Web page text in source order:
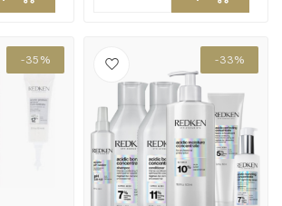
CombiDeals
-35% -33%